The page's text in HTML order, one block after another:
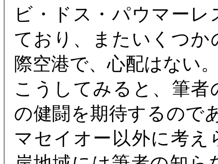
ビ・ドス・パウマー
ており、またいくつか
際空港で、心配はない
こうしてみると、筆
の健闘を期待するので
マセイオー以外に考